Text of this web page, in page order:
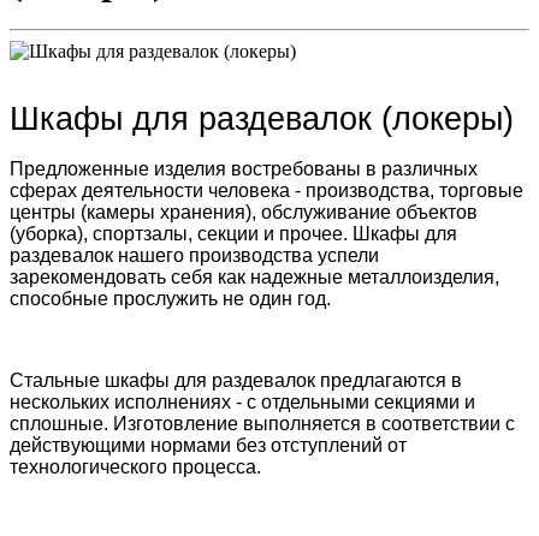
Шкафы для раздевалок (локеры)
Предложенные изделия востребованы в различных
сферах деятельности человека - производства, торговые
центры (камеры хранения), обслуживание объектов
(уборка), спортзалы, секции и прочее. Шкафы для
раздевалок нашего производства успели
зарекомендовать себя как надежные металлоизделия,
способные прослужить не один год.
Стальные шкафы для раздевалок предлагаются в
нескольких исполнениях - с отдельными секциями и
сплошные. Изготовление выполняется в соответствии с
действующими нормами без отступлений от
технологического процесса.